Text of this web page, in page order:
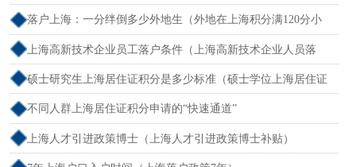
落户上海：一分绊倒多少外地生（外地在上海积分满120分小
孩可以考上海大学吗）
上海高新技术企业员工落户条件（上海高新技术企业人员落
户）
硕士研究生上海居住证积分是多少标准（硕士学位上海居住证
积分）
不同人群上海居住证积分申请的“快速通道”
上海人才引进政策博士（上海人才引进政策博士补贴）